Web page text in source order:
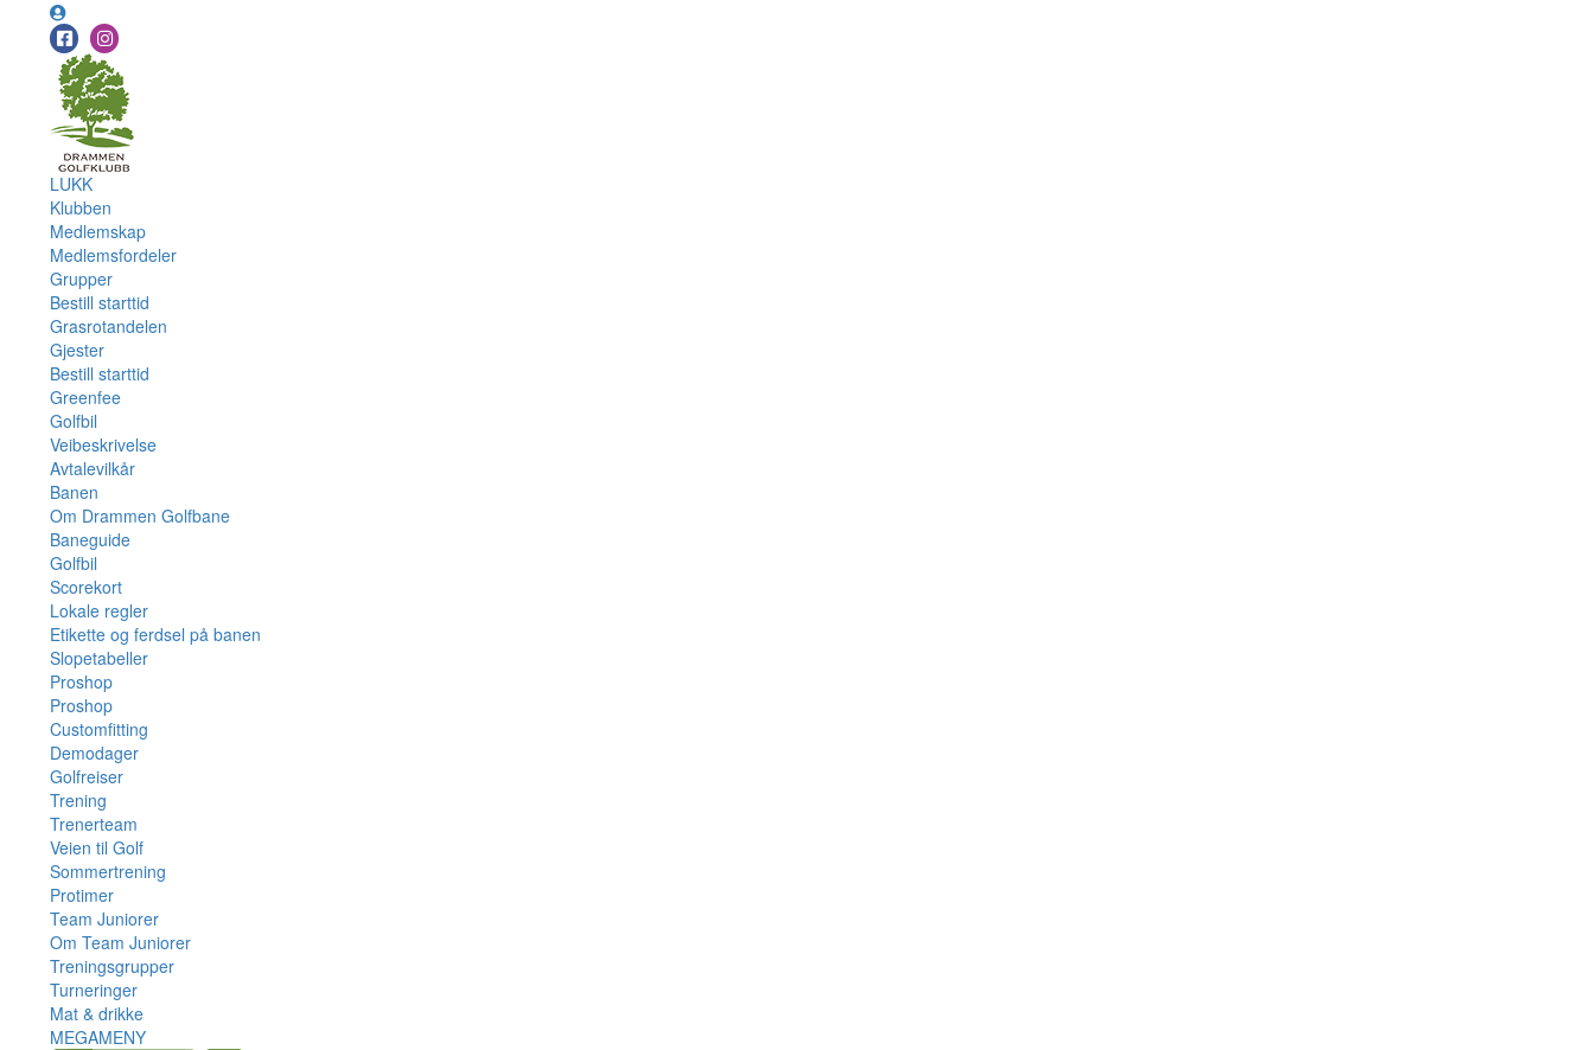
LUKK
Klubben
Medlemskap
Medlemsfordeler
Grupper
Bestill starttid
Grasrotandelen
Gjester
Bestill starttid
Greenfee
Golfbil
Veibeskrivelse
Avtalevilkår
Banen
Om Drammen Golfbane
Baneguide
Golfbil
Scorekort
Lokale regler
Etikette og ferdsel på banen
Slopetabeller
Proshop
Proshop
Customfitting
Demodager
Golfreiser
Trening
Trenerteam
Veien til Golf
Sommertrening
Protimer
Team Juniorer
Om Team Juniorer
Treningsgrupper
Turneringer
Mat & drikke
MEGAMENY